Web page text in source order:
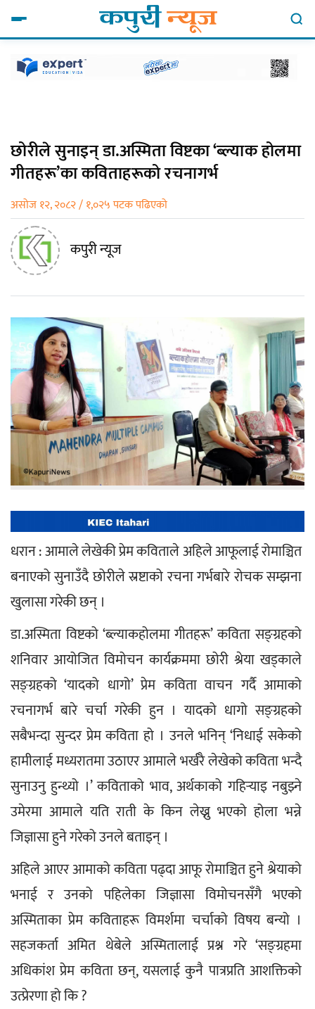
छोरीले सुनाइन् डा.अस्मिता विष्टका ‘ब्ल्याक होलमा
गीतहरू’का कविताहरूको रचनागर्भ
असोज १२, २०८२ / १,०२५ पटक पढिएको
कपुरी न्यूज
धरान : आमाले लेखेकी प्रेम कविताले अहिले आफूलाई रोमाञ्चित
बनाएको सुनाउँदै छोरीले स्रष्टाको रचना गर्भबारे रोचक सम्झना
खुलासा गरेकी छन् ।
डा.अस्मिता विष्टको ‘ब्ल्याकहोलमा गीतहरू’ कविता सङ्ग्रहको
शनिवार आयोजित विमोचन कार्यक्रममा छोरी श्रेया खड्काले
सङ्ग्रहको ‘यादको धागो’ प्रेम कविता वाचन गर्दै आमाको
रचनागर्भ बारे चर्चा गरेकी हुन । यादको धागो सङ्ग्रहको
सबैभन्दा सुन्दर प्रेम कविता हो । उनले भनिन् ‘निधाई सकेको
हामीलाई मध्यरातमा उठाएर आमाले भर्खरै लेखेको कविता भन्दै
सुनाउनु हुन्थ्यो ।’ कविताको भाव, अर्थकाको गहिर्‍याइ नबुझ्ने
उमेरमा आमाले यति राती के किन लेख्नु भएको होला भन्ने
जिज्ञासा हुने गरेको उनले बताइन् ।
अहिले आएर आमाको कविता पढ्दा आफू रोमाञ्चित हुने श्रेयाको
भनाई र उनको पहिलेका जिज्ञासा विमोचनसँगै भएको
अस्मिताका प्रेम कविताहरू विमर्शमा चर्चाको विषय बन्यो ।
सहजकर्ता अमित थेबेले अस्मितालाई प्रश्न गरे ‘सङ्ग्रहमा
अधिकांश प्रेम कविता छन्, यसलाई कुनै पात्रप्रति आशक्तिको
उत्प्रेरणा हो कि ?